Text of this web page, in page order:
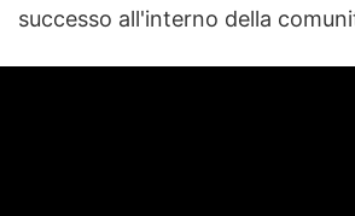
successo all'interno della